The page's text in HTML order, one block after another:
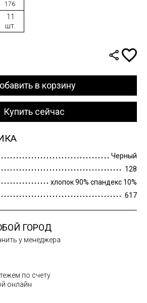
176
11
шт.
в корзину
Купить сейчас
Черный
128
хлопок 90% спандекс 10%
617
ГОРОД
у менеджера
по счету
онлайн